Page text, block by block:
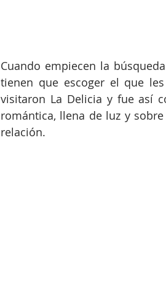
Cuando empiecen la
tienen que escoger el que
visitaron La Delicia y fue así
romántica, llena de luz y
relación.